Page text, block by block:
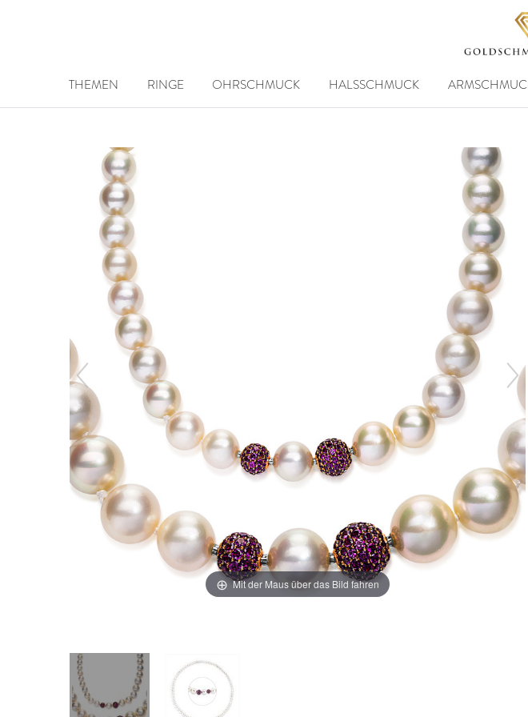
THEMEN RINGE OHRSCHMUCK HALSSCHMUCK
Mit der Maus über das Bild fahren